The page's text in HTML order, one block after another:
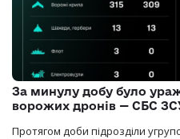
За минулу добу було
ворожих дронів — СБС
Протягом доби підрозділи